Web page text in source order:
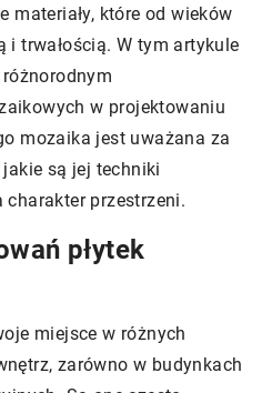
materiały, które od wieków
trwałością. W tym artykule
w projektowaniu
mozaika jest uważana za
są jej techniki
charakter przestrzeni.
płytek
miejsce w różnych
zarówno w budynkach